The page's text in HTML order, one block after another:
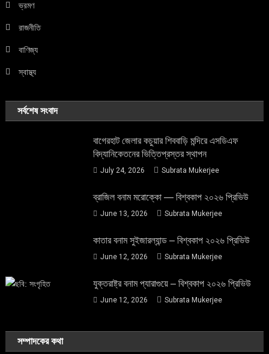
ভ্রমণ
রাজনীতি
বাণিজ্য
স্বাস্থ্য
সর্বশেষ সংবাদ
বাগেরহাট জেলার কচুয়ার শিববাড়ি মন্দিরে এসডিএফ
বিদ্যানিকেতনের ভিত্তিপ্রস্তর স্থাপন
July 24, 2026 Subrata Mukerjee
ব্রাজিল বনাম মরোক্কো — বিশ্বকাপ ২০২৬ প্রিভিউ
June 13, 2026 Subrata Mukerjee
কাতার বনাম সুইজারল্যান্ড – বিশ্বকাপ ২০২৬ প্রিভিউ
June 12, 2026 Subrata Mukerjee
যুক্তরাষ্ট্র বনাম প্যারাগুয়ে – বিশ্বকাপ ২০২৬ প্রিভিউ
June 12, 2026 Subrata Mukerjee
সম্পাদকের কথা